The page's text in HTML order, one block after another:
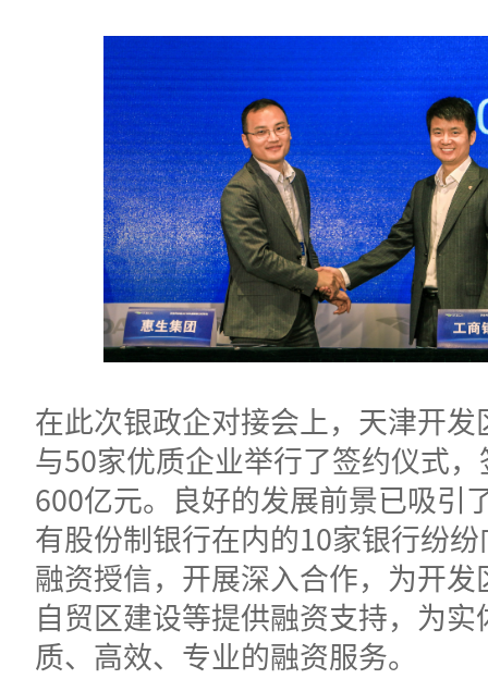
在此次银政企对接会上，天津开
与50家优质企业举行了签约仪式
600亿元。良好的发展前景已吸引
有股份制银行在内的10家银行纷
融资授信，开展深入合作，为开
自贸区建设等提供融资支持，为
质、高效、专业的融资服务。